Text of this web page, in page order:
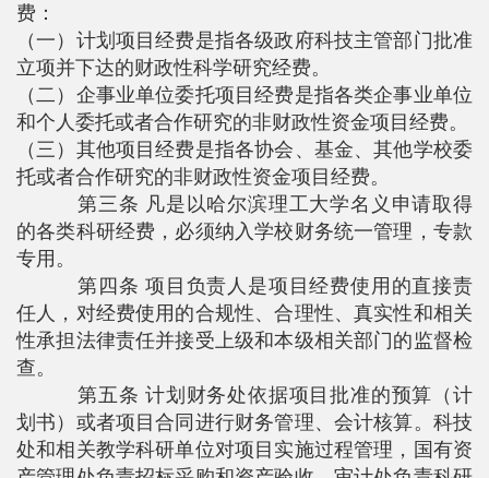
费：
（一）计划项目经费是指各级政府科技主管部门批准
立项并下达的财政性科学研究经费。
（二）企事业单位委托项目经费是指各类企事业单位
和个人委托或者合作研究的非财政性资金项目经费。
（三）其他项目经费是指各协会、基金、其他学校委
托或者合作研究的非财政性资金项目经费。
第三条 凡是以哈尔滨理工大学名义申请取得
的各类科研经费，必须纳入学校财务统一管理，专款
专用。
第四条 项目负责人是项目经费使用的直接责
任人，对经费使用的合规性、合理性、真实性和相关
性承担法律责任并接受上级和本级相关部门的监督检
查。
第五条 计划财务处依据项目批准的预算（计
划书）或者项目合同进行财务管理、会计核算。科技
处和相关教学科研单位对项目实施过程管理，国有资